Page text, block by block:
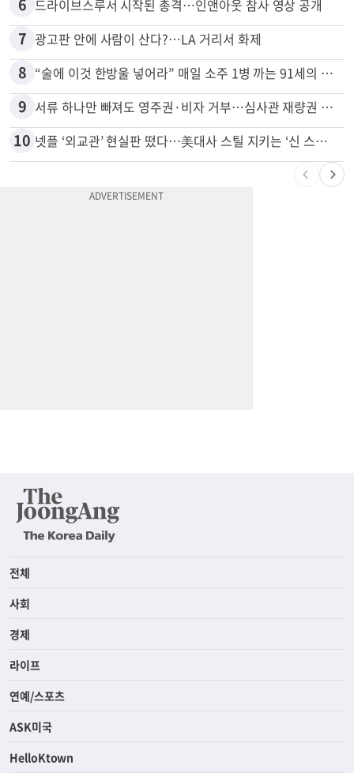
5 신호위반 후 달아난 배달기사…경찰 잠복해 잡고보니 ‘반전’
6 드라이브스루서 시작된 총격…인앤아웃 참사 영상 공개
7 광고판 안에 사람이 산다?…LA 거리서 화제
8 “술에 이것 한방울 넣어라” 매일 소주 1병 까는 91세의 철칙
9 서류 하나만 빠져도 영주권·비자 거부…심사관 재량권 대폭 확대
넷플 ‘외교관’ 현실판 떴다…美대사 스틸 지키는 ‘신 스틸러’
전체
사회
경제
라이프
연예/스포츠
ASK미국